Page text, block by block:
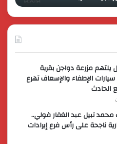
جديدة
يلتهم مزرعة دواجن بقرية
سيارات الإطفاء والإسعاف تهرع
الحادث
نبيل عبد الغفار فولي..
ناجحة على رأس فرع إيرادات